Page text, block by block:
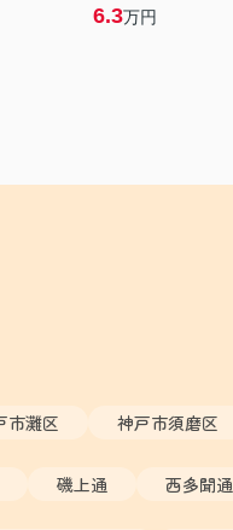
6.3万円
市灘区 神戸市須磨区
磯上通 西多聞通